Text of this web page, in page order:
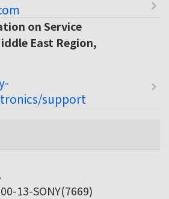
on Service
East Region,
support
13-SONY(7669)